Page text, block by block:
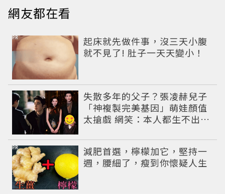
網友都在看
起床就先做件事，沒三天小腹
就不見了! 肚子一天天變小！
PR
失散多年的父子？張凌赫兒子
「神複製完美基因」萌娃顏值
太搶戲 網笑：本人都生不出這
減肥首選，檸檬加它，堅持一
週，腰細了，瘦到你懷疑人生
PR